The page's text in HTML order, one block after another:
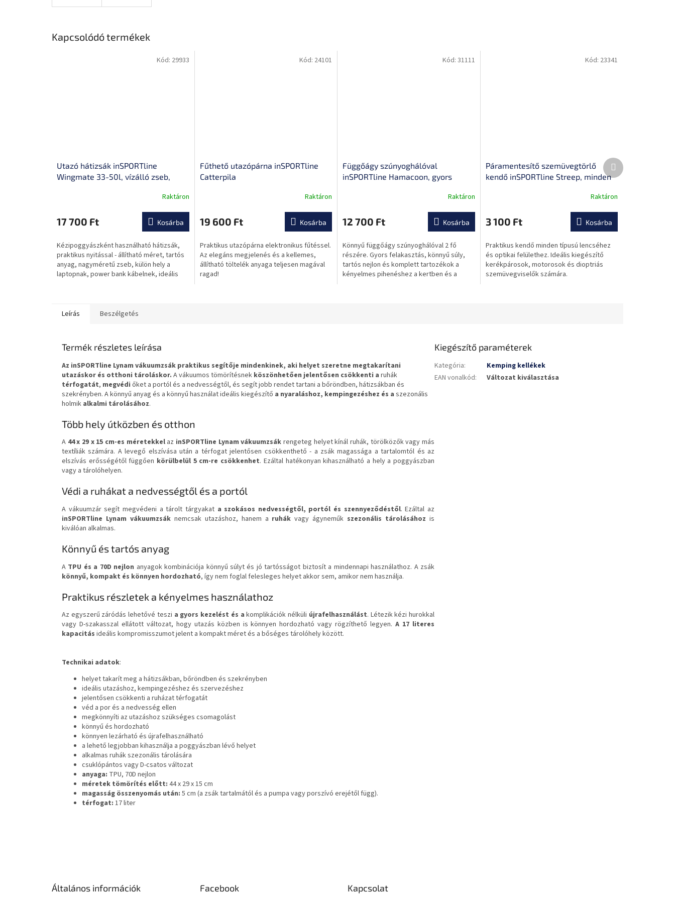
Kapcsolódó termékek
Utazó hátizsák inSPORTline
Wingmate 33-50l, vízálló zseb,
csatlakozókábel a powerbankhoz,
Raktáron
17 700 Ft Kosárba
Kézipoggyászként használható hátizsák,
praktikus nyitással - állítható méret, tartós
anyag, nagyméretű zseb, külön hely a
laptopnak, power bank kábelnek, ideális
Kód: 29933
Fűthető utazópárna inSPORTline
Catterpila
Raktáron
19 600 Ft Kosárba
Praktikus utazópárna elektronikus fűtéssel.
Az elegáns megjelenés és a kellemes,
állítható töltelék anyaga teljesen magával
ragad!
Kód: 24101
Függőágy szúnyoghálóval
inSPORTline Hamacoon, gyors
Raktáron
12 700 Ft Kosárba
Könnyű függőágy szúnyoghálóval 2 fő
részére. Gyors felakasztás, könnyű súly,
tartós nejlon és komplett tartozékok a
kényelmes pihenéshez a kertben és a
Kód: 31111
Páramentesítő szemüvegtörlő
kendő inSPORTline Streep, minden
átlagos
értékelése
ből
0,0
csillag.
Raktáron
3 100 Ft Kosárba
Praktikus kendő minden típusú lencséhez
és optikai felülethez. Ideális kiegészítő
kerékpárosok, motorosok és dioptriás
szemüvegviselők számára.
Kód: 23341
Következő
termék
Leírás Beszélgetés
Termék részletes leírása
Az inSPORTline Lynam vákuumzsák praktikus segítője mindenkinek, aki helyet szeretne megtakarítani
utazáskor és otthoni tároláskor. A vákuumos tömörítésnek köszönhetően jelentősen csökkenti a ruhák
térfogatát, megvédi őket a portól és a nedvességtől, és segít jobb rendet tartani a bőröndben, hátizsákban és
szekrényben. A könnyű anyag és a könnyű használat ideális kiegészítő a nyaraláshoz, kempingezéshez és a szezonális
holmik alkalmi tárolásához.
Több hely útközben és otthon
A 44 x 29 x 15 cm-es méretekkelaz inSPORTline Lynam vákuumzsákrengeteg helyet kínál ruhák, törölközők vagy más
textíliák számára. A levegő elszívása után a térfogat jelentősen csökkenthető - a zsák magassága a tartalomtól és az
elszívás erősségétől függően körülbelül 5 cm-re csökkenhet. Ezáltal hatékonyan kihasználható a hely a poggyászban
vagy a tárolóhelyen.
Védi a ruhákat a nedvességtől és a portól
A vákuumzár segít megvédeni a tárolt tárgyakat a szokásos nedvességtől, portól és szennyeződéstől. Ezáltal az
inSPORTline Lynam vákuumzsák nemcsak utazáshoz, hanem a ruhák vagy ágyneműk szezonális tárolásához is
kiválóan alkalmas.
Könnyű és tartós anyag
A TPU és a 70D nejlon anyagok kombinációja könnyű súlyt és jó tartósságot biztosít a mindennapi használathoz. A zsák
könnyű, kompakt és könnyen hordozható, így nem foglal felesleges helyet akkor sem, amikor nem használja.
Praktikus részletek a kényelmes használathoz
Az egyszerű záródás lehetővé teszi a gyors kezelést és akomplikációk nélküli újrafelhasználást. Létezik kézi hurokkal
vagy D-szakasszal ellátott változat, hogy utazás közben is könnyen hordozható vagy rögzíthető legyen.A 17 literes
kapacitás ideális kompromisszumot jelent a kompakt méret és a bőséges tárolóhely között.
Technikai adatok:
helyet takarít meg a hátizsákban, bőröndben és szekrényben
ideális utazáshoz, kempingezéshez és szervezéshez
jelentősen csökkenti a ruházat térfogatát
véd a por és a nedvesség ellen
megkönnyíti az utazáshoz szükséges csomagolást
könnyű és hordozható
könnyen lezárható és újrafelhasználható
a lehető legjobban kihasználja a poggyászban lévő helyet
alkalmas ruhák szezonális tárolására
csuklópántos vagy D-csatos változat
anyaga: TPU, 70D nejlon
méretek tömörítés előtt: 44 x 29 x 15 cm
magasság összenyomás után: 5 cm (a zsák tartalmától és a pumpa vagy porszívó erejétől függ).
térfogat: 17 liter
Kiegészítő paraméterek
Kategória:
Kemping kellékek
EAN vonalkód: Változat kiválasztása
Általános információk Facebook Kapcsolat